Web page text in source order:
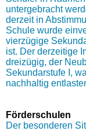
untergebracht
derzeit in
Schule wurde
vierzügige
ist. Der derzeitige
dreizügig, der
Sekundarstufe I,
nachhaltig
Förderschulen
Der besonderen